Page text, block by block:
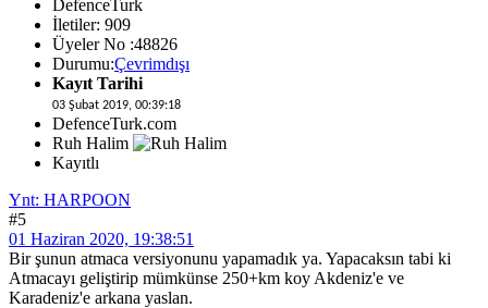
DefenceTurk
İletiler: 909
Üyeler No :48826
Durumu:Çevrimdışı
Kayıt Tarihi
03 Şubat 2019, 00:39:18
DefenceTurk.com
Ruh Halim
Kayıtlı
Ynt: HARPOON
#5
01 Haziran 2020, 19:38:51
Bir şunun atmaca versiyonunu yapamadık ya. Yapacaksın tabi ki
Atmacayı geliştirip mümkünse 250+km koy Akdeniz'e ve
Karadeniz'e arkana yaslan.